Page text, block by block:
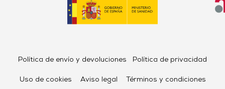
Política de envío y devoluciones Política de privacidad
Uso de cookies Aviso legal Términos y condiciones